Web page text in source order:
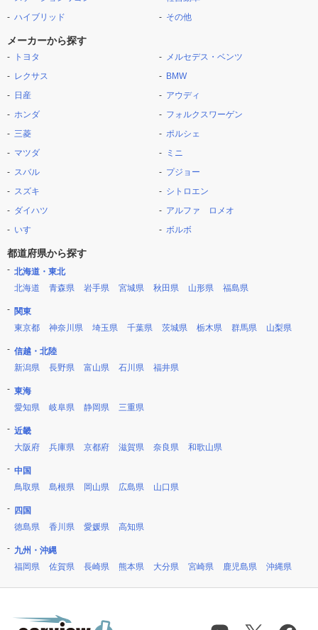
ハイブリッド
その他
メーカーから探す
トヨタ
レクサス
日産
ホンダ
三菱
マツダ
スバル
スズキ
ダイハツ
いすゞ
メルセデス・ベンツ
BMW
アウディ
フォルクスワーゲン
ポルシェ
ミニ
プジョー
シトロエン
アルファ ロメオ
ボルボ
都道府県から探す
北海道・東北
北海道
青森県 岩手県 宮城県 秋田県 山形県 福島県
関東
東京都
神奈川県 埼玉県 千葉県 茨城県 栃木県 群馬県 山梨県
信越・北陸
新潟県
長野県 富山県 石川県 福井県
東海
愛知県
岐阜県 静岡県 三重県
近畿
大阪府
兵庫県 京都府 滋賀県 奈良県 和歌山県
中国
鳥取県
島根県 岡山県 広島県 山口県
四国
徳島県
香川県 愛媛県 高知県
九州・沖縄
福岡県
佐賀県 長崎県 熊本県 大分県 宮崎県 鹿児島県 沖縄県